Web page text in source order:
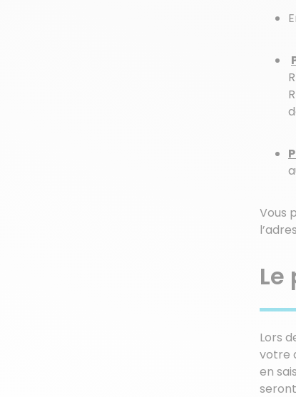
Vous
Lors
votre
en